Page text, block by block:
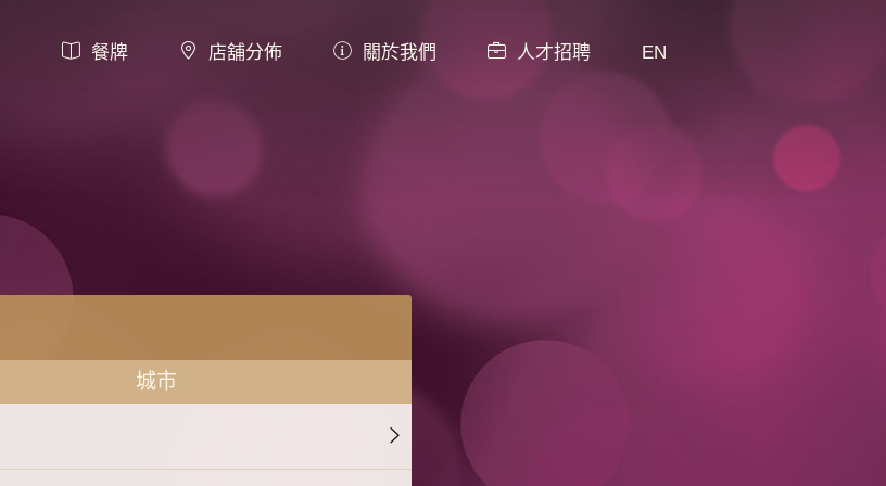
餐牌 店舖分佈 關於我們 人才招聘 EN
城市